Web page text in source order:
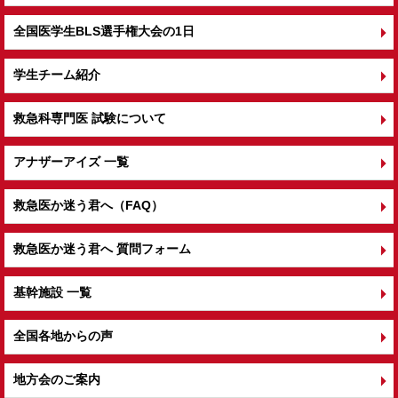
全国医学生BLS選手権大会の1日
学生チーム紹介
救急科専門医 試験について
アナザーアイズ 一覧
救急医か迷う君へ（FAQ）
救急医か迷う君へ 質問フォーム
基幹施設 一覧
全国各地からの声
地方会のご案内